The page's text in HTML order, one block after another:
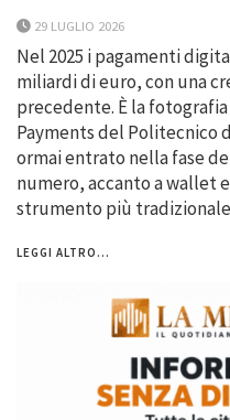
29 LUGLIO 2026
Nel 2025 i pagamenti
miliardi di euro, con una
precedente. È la
Payments del Politecnico
ormai entrato nella fase
numero, accanto a wallet
strumento più
LEGGI ALTRO...